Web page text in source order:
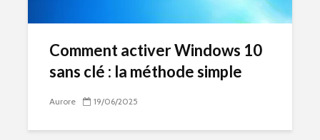
Comment activer Windows 10
sans clé : la méthode simple
Aurore 19/06/2025